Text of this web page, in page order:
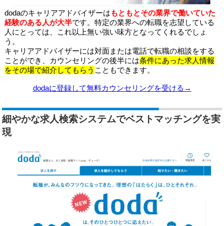
dodaのキャリアアドバイザーはもともとその業界で働いていた
経験のある人が大半です。特定の業界への転職を志望している
人にとっては、これ以上無い強い味方となってくれるでしょ
う。
キャリアアドバイザーには対面または電話で転職の相談をする
ことができ、カウンセリングの後半には条件にあった求人情報
をその場で紹介してもらう こともできます。
dodaに登録して無料カウンセリングを受ける→
細やかな求人検索システムでベストマッチングを実
現